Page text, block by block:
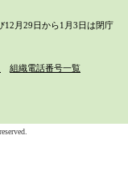
12月29日から1月3日は閉庁
組織電話番号一覧